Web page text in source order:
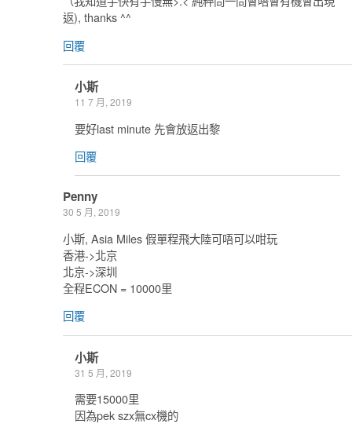
返), thanks ^^
回覆
小斯
11 7 月, 2019
要好last minute 先會放返出黎
回覆
Penny
30 5 月, 2019
小斯, Asia Miles 假單程飛大陸可唔可以咁玩
香港->北京
北京->深圳
全程ECON = 10000里
回覆
小斯
31 5 月, 2019
需要15000里
因為pek szx無cx機的